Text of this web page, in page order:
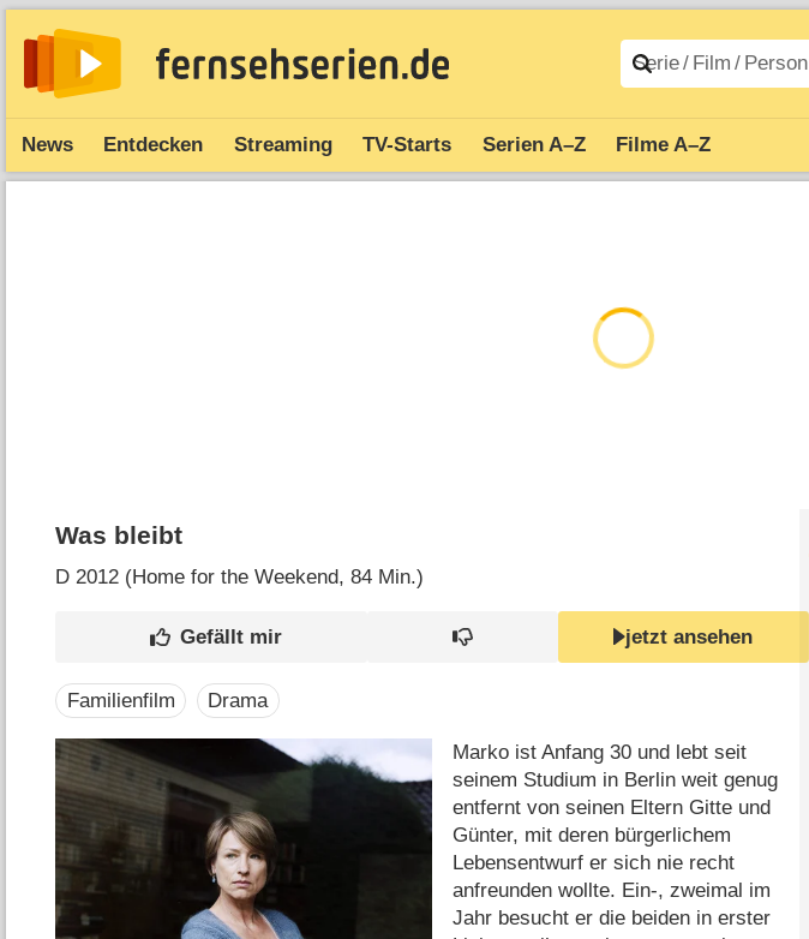
News Entdecken Streaming TV-Starts Serien A–Z Filme A–Z
Was bleibt
D 2012 (Home for the Weekend‎, 84 Min.)
jetzt ansehen
Familienfilm Drama
Marko ist Anfang 30 und lebt seit
seinem Studium in Berlin weit genug
entfernt von seinen Eltern Gitte und
Günter, mit deren bürgerlichem
Lebensentwurf er sich nie recht
anfreunden wollte. Ein-, zweimal im
Jahr besucht er die beiden in erster